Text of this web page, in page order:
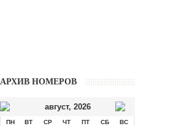
АРХИВ НОМЕРОВ
август, 2026
ПН ВТ СР ЧТ ПТ СБ ВС